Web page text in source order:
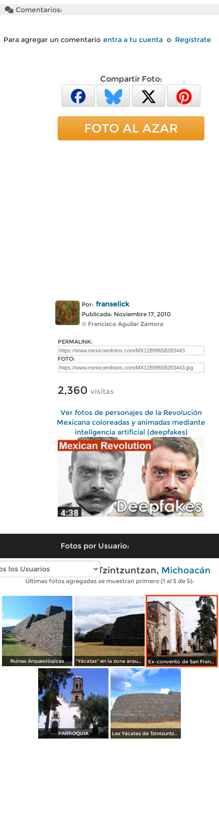
Comentarios:
Para agregar un comentario entra a tu cuenta o Regístrate
Compartir Foto:
FOTO AL AZAR
Por: franselick
Publicada: Noviembre 17, 2010
© Francisco Aguilar Zamora
PERMALINK:
FOTO:
2,360 visitas
Ver fotos de personajes de la Revolución
Mexicana coloreadas y animadas mediante
inteligencia artificial (deepfakes)
Fotos por Usuario:
Fotos modernas de Tzintzuntzan, Michoacán
Últimas fotos agregadas se muestran primero (1 al 5 de 5):
Ruinas Arqueológicas "Yácatas" en la zona arqueológica de Tzintzuntzan, Michoacán Ex-convento de San Francisco con su capilla abierta, siglo XVI. Tzintzuntzan, Michoacán
PARROQUIA Las Yácatas de Tzintzuntzan